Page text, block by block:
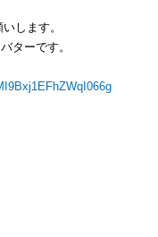
します。
ターです。